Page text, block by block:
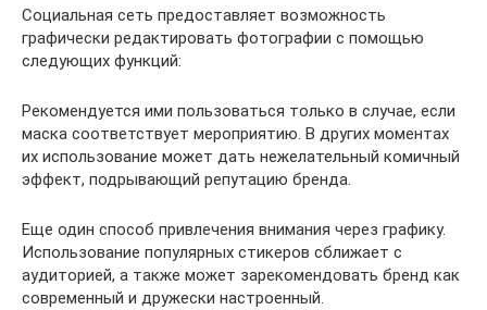
Социальная сеть предоставляет возможность
графически редактировать фотографии с помощью
следующих функций:
Рекомендуется ими пользоваться только в случае, если
маска соответствует мероприятию. В других моментах
их использование может дать нежелательный комичный
эффект, подрывающий репутацию бренда.
Еще один способ привлечения внимания через графику.
Использование популярных стикеров сближает с
аудиторией, а также может зарекомендовать бренд как
современный и дружески настроенный.